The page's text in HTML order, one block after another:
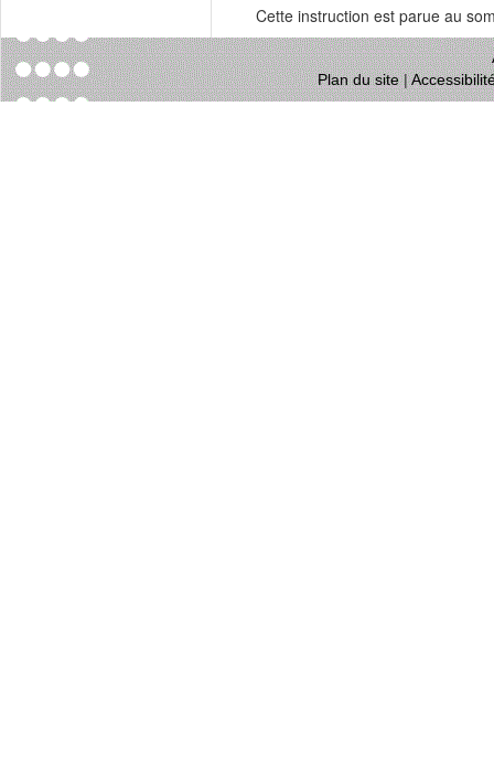
Cette instruction est parue au
Plan du site|